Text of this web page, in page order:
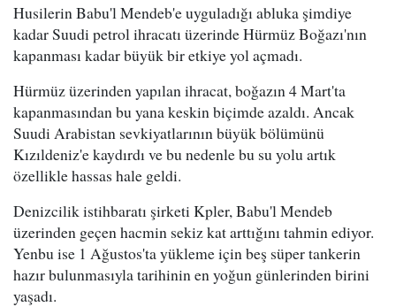
Husilerin Babu'l Mendeb'e uyguladığı abluka şimdiye
kadar Suudi petrol ihracatı üzerinde Hürmüz Boğazı'nın
kapanması kadar büyük bir etkiye yol açmadı.
Hürmüz üzerinden yapılan ihracat, boğazın 4 Mart'ta
kapanmasından bu yana keskin biçimde azaldı. Ancak
Suudi Arabistan sevkiyatlarının büyük bölümünü
Kızıldeniz'e kaydırdı ve bu nedenle bu su yolu artık
özellikle hassas hale geldi.
Denizcilik istihbaratı şirketi Kpler, Babu'l Mendeb
üzerinden geçen hacmin sekiz kat arttığını tahmin ediyor.
Yenbu ise 1 Ağustos'ta yükleme için beş süper tankerin
hazır bulunmasıyla tarihinin en yoğun günlerinden birini
yaşadı.